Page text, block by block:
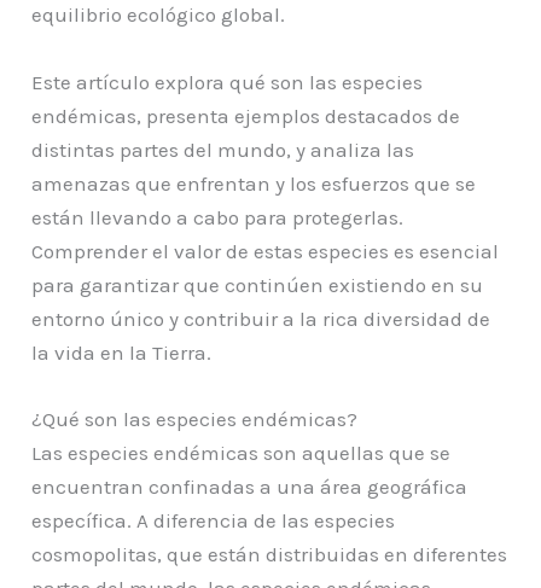
equilibrio ecológico global.
Este artículo explora qué son las especies
endémicas, presenta ejemplos destacados de
distintas partes del mundo, y analiza las
amenazas que enfrentan y los esfuerzos que se
están llevando a cabo para protegerlas.
Comprender el valor de estas especies es esencial
para garantizar que continúen existiendo en su
entorno único y contribuir a la rica diversidad de
la vida en la Tierra.
¿Qué son las especies endémicas?
Las especies endémicas son aquellas que se
encuentran confinadas a una área geográfica
específica. A diferencia de las especies
cosmopolitas, que están distribuidas en diferentes